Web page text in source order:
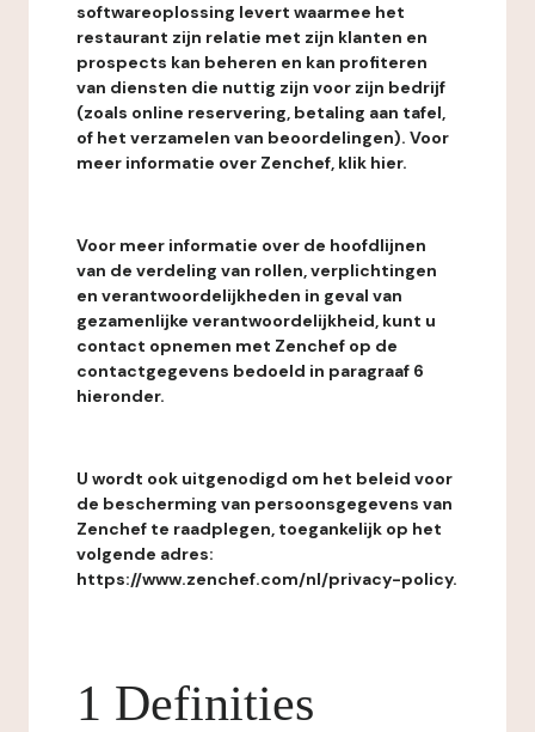
softwareoplossing levert waarmee het
restaurant zijn relatie met zijn klanten en
prospects kan beheren en kan profiteren
van diensten die nuttig zijn voor zijn bedrijf
(zoals online reservering, betaling aan tafel,
of het verzamelen van beoordelingen). Voor
meer informatie over Zenchef, klik hier.
Voor meer informatie over de hoofdlijnen
van de verdeling van rollen, verplichtingen
en verantwoordelijkheden in geval van
gezamenlijke verantwoordelijkheid, kunt u
contact opnemen met Zenchef op de
contactgegevens bedoeld in paragraaf 6
hieronder.
U wordt ook uitgenodigd om het beleid voor
de bescherming van persoonsgegevens van
Zenchef te raadplegen, toegankelijk op het
volgende adres:
https://www.zenchef.com/nl/privacy-policy.
1 Definities